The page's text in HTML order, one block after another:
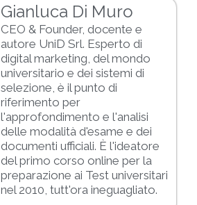
Gianluca Di Muro
CEO & Founder, docente e
autore UniD Srl. Esperto di
digital marketing, del mondo
universitario e dei sistemi di
selezione, è il punto di
riferimento per
l'approfondimento e l'analisi
delle modalità d'esame e dei
documenti ufficiali. È l'ideatore
del primo corso online per la
preparazione ai Test universitari
nel 2010, tutt'ora ineguagliato.